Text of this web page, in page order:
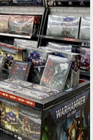
ク・インターセ
」スペースマリー
ットとして加わる
タデルミニチュア
などのオプション